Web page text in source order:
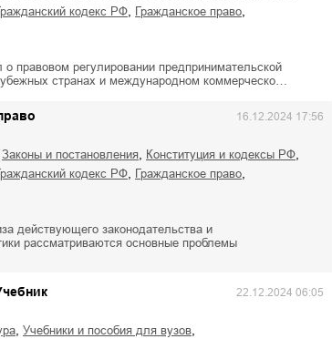
гражданский кодекс РФ гражданское право
правовом регулировании предпринимательской
странах и международном коммерческо…
16.12.2024 17:56
законы и постановления конституция и кодексы РФ
гражданский кодекс РФ гражданское право
действующего законодательства и
рассматриваются основные проблемы
22.12.2024 06:05
учебники и пособия для вузов